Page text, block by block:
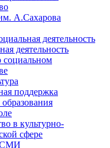
А.Сахарова
деятельность
деятельность
социальном
поддержка
в культурно-
сфере
СМИ